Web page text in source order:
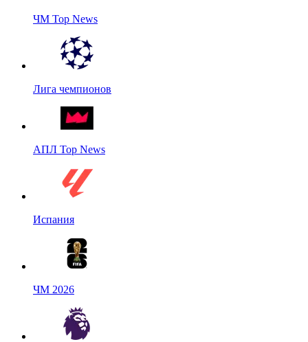
ЧМ Top News
Лига чемпионов
АПЛ Top News
Испания
ЧМ 2026